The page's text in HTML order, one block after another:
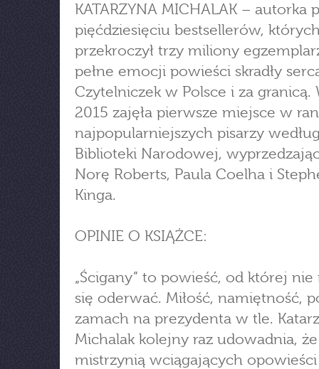
KATARZYNA MICHALAK – autorka
pięćdziesięciu bestsellerów,
przekroczył trzy miliony
pełne emocji powieści skradły
Czytelniczek w Polsce i za granicą.
2015 zajęła pierwsze miejsce w
najpopularniejszych pisarzy
Biblioteki Narodowej,
Norę Roberts, Paula Coelha i
Kinga.
OPINIE O KSIĄŻCE:
„Ścigany” to powieść, od której
się oderwać. Miłość, namiętność,
zamach na prezydenta w tle.
Michalak kolejny raz udowadnia,
mistrzynią wciągających